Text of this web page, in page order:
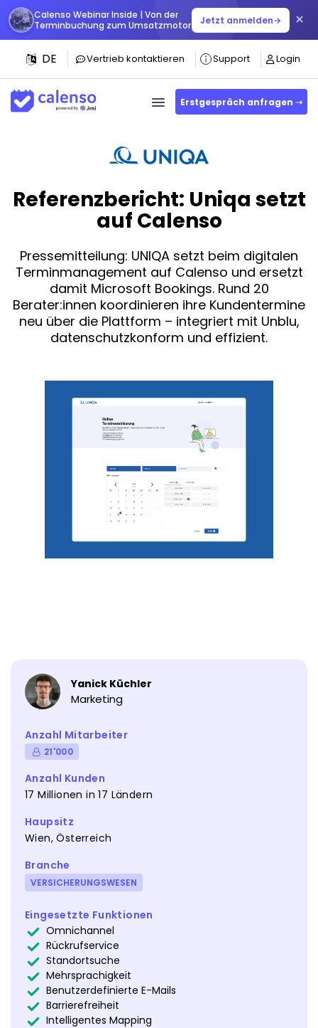
Calenso Webinar Inside | Von der
Terminbuchung zum Umsatzmotor
Jetzt anmelden→ ×
DE Vertrieb kontaktieren Support Login
Erstgespräch anfragen ➝
Referenzbericht: Uniqa setzt
auf Calenso
Pressemitteilung: UNIQA setzt beim digitalen
Terminmanagement auf Calenso und ersetzt
damit Microsoft Bookings. Rund 20
Berater:innen koordinieren ihre Kundentermine
neu über die Plattform – integriert mit Unblu,
datenschutzkonform und effizient.
Yanick Küchler
Marketing
Anzahl Mitarbeiter
21'000
Anzahl Kunden
17 Millionen in 17 Ländern
Haupsitz
Wien, Österreich
Branche
VERSICHERUNGSWESEN
Eingesetzte Funktionen
Omnichannel
Rückrufservice
Standortsuche
Mehrsprachigkeit
Benutzerdefinierte E-Mails
Barrierefreiheit
Intelligentes Mapping